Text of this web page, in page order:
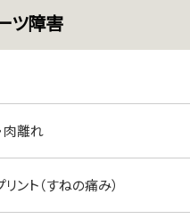
ツ障害
肉離れ
ント（すねの痛み）